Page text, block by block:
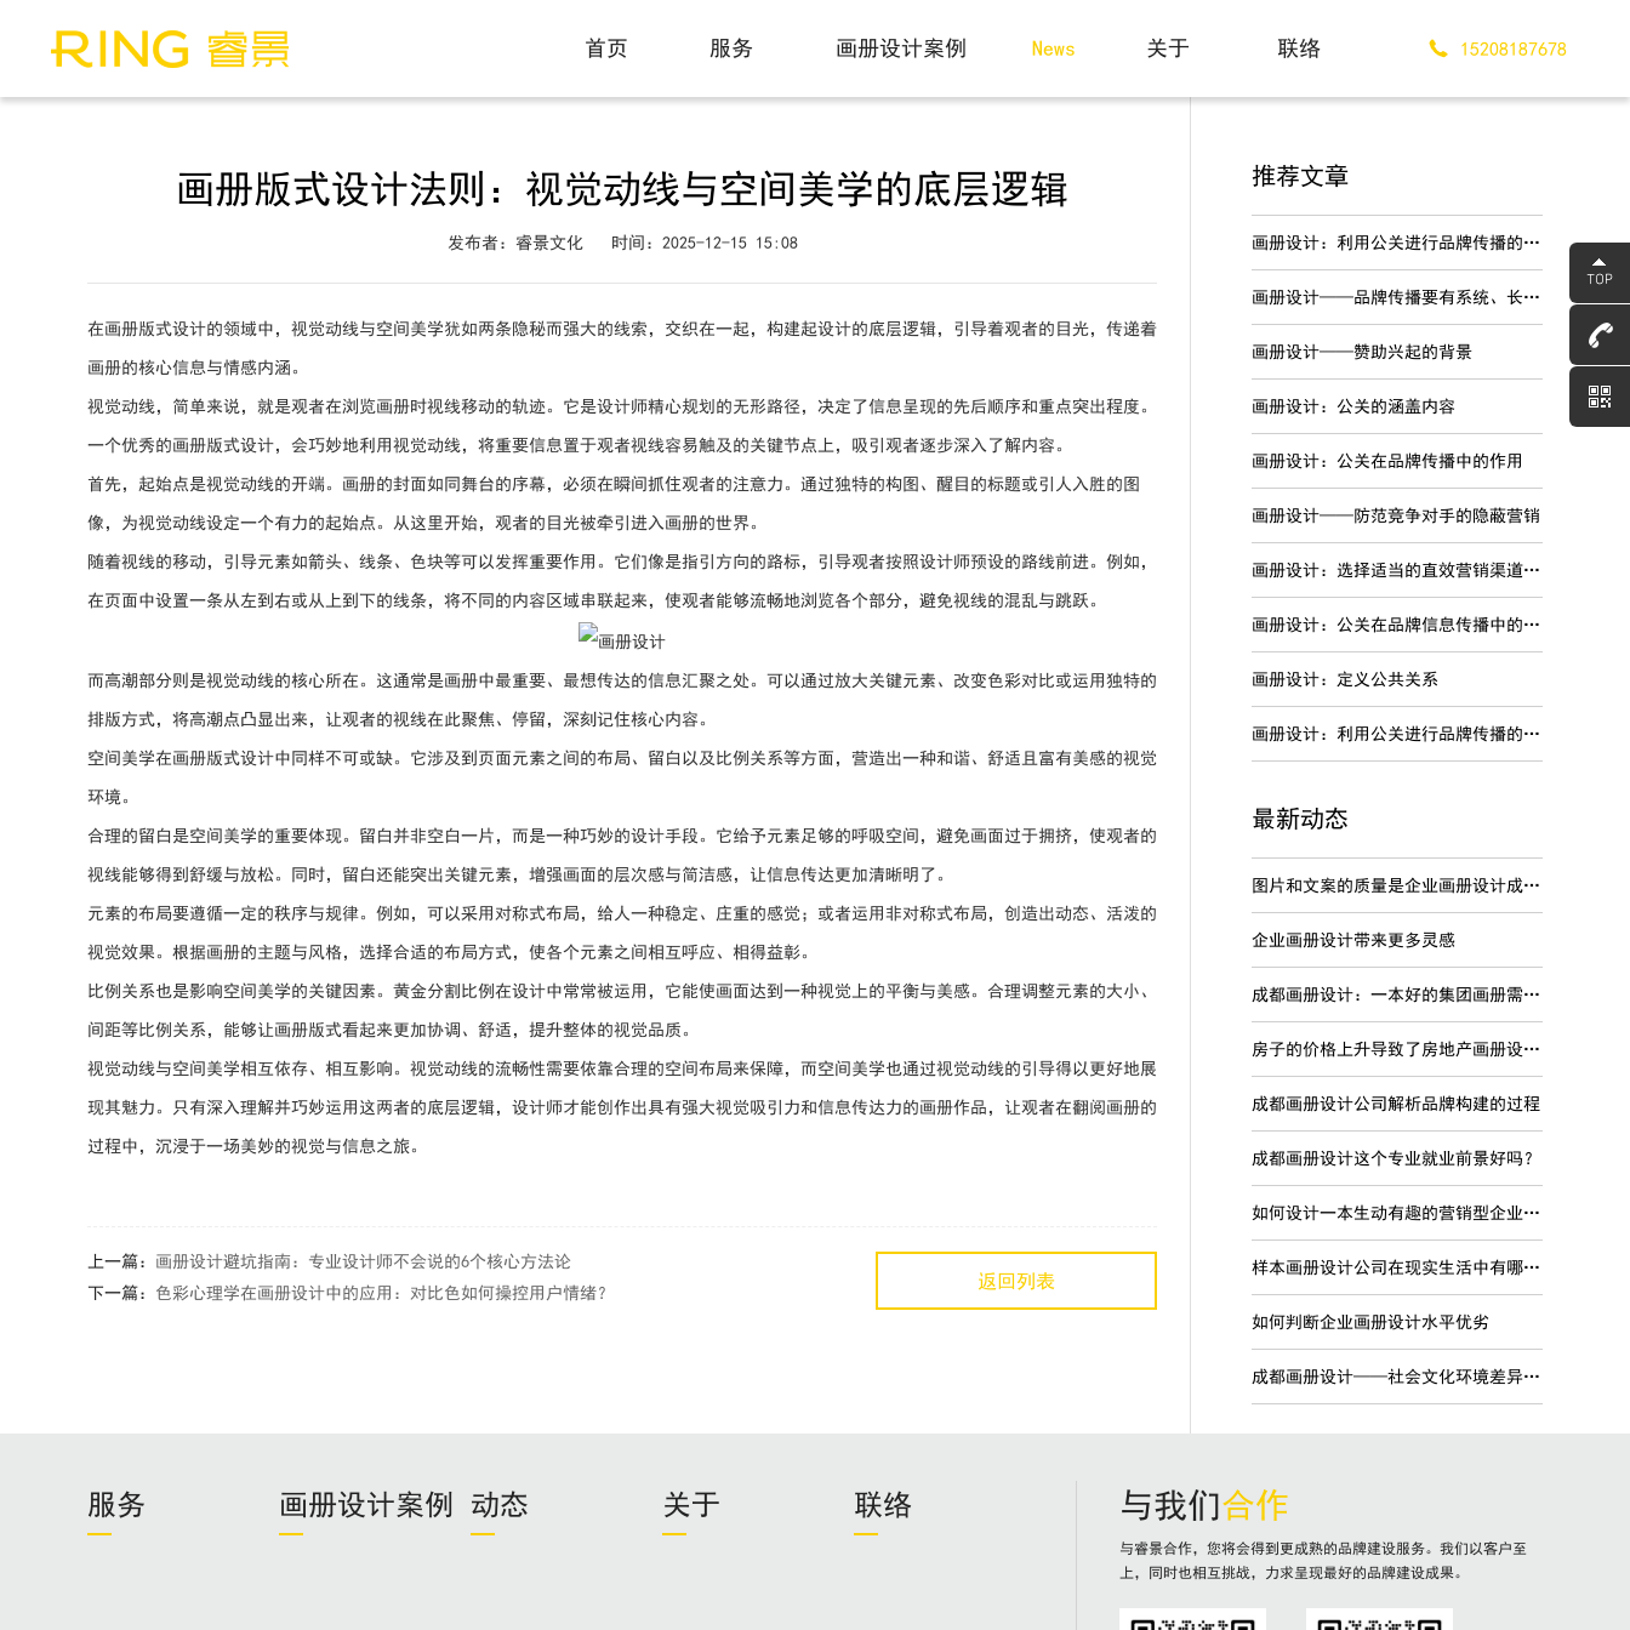
15208187678
首页
服务
画册设计案例
News
关于
联络
画册版式设计法则：视觉动线与空间美学的底层逻辑
发布者：睿景文化 时间：2025-12-15 15:08
在画册版式设计的领域中，视觉动线与空间美学犹如两条隐秘而强大的线索，交织在一起，构建起设计的底层逻辑，引导着观者的目光，传递着
画册的核心信息与情感内涵。
视觉动线，简单来说，就是观者在浏览画册时视线移动的轨迹。它是设计师精心规划的无形路径，决定了信息呈现的先后顺序和重点突出程度。
一个优秀的画册版式设计，会巧妙地利用视觉动线，将重要信息置于观者视线容易触及的关键节点上，吸引观者逐步深入了解内容。
首先，起始点是视觉动线的开端。画册的封面如同舞台的序幕，必须在瞬间抓住观者的注意力。通过独特的构图、醒目的标题或引人入胜的图
像，为视觉动线设定一个有力的起始点。从这里开始，观者的目光被牵引进入画册的世界。
随着视线的移动，引导元素如箭头、线条、色块等可以发挥重要作用。它们像是指引方向的路标，引导观者按照设计师预设的路线前进。例如，
在页面中设置一条从左到右或从上到下的线条，将不同的内容区域串联起来，使观者能够流畅地浏览各个部分，避免视线的混乱与跳跃。
而高潮部分则是视觉动线的核心所在。这通常是画册中最重要、最想传达的信息汇聚之处。可以通过放大关键元素、改变色彩对比或运用独特的
排版方式，将高潮点凸显出来，让观者的视线在此聚焦、停留，深刻记住核心内容。
空间美学在画册版式设计中同样不可或缺。它涉及到页面元素之间的布局、留白以及比例关系等方面，营造出一种和谐、舒适且富有美感的视觉
环境。
合理的留白是空间美学的重要体现。留白并非空白一片，而是一种巧妙的设计手段。它给予元素足够的呼吸空间，避免画面过于拥挤，使观者的
视线能够得到舒缓与放松。同时，留白还能突出关键元素，增强画面的层次感与简洁感，让信息传达更加清晰明了。
元素的布局要遵循一定的秩序与规律。例如，可以采用对称式布局，给人一种稳定、庄重的感觉；或者运用非对称式布局，创造出动态、活泼的
视觉效果。根据画册的主题与风格，选择合适的布局方式，使各个元素之间相互呼应、相得益彰。
比例关系也是影响空间美学的关键因素。黄金分割比例在设计中常常被运用，它能使画面达到一种视觉上的平衡与美感。合理调整元素的大小、
间距等比例关系，能够让画册版式看起来更加协调、舒适，提升整体的视觉品质。
视觉动线与空间美学相互依存、相互影响。视觉动线的流畅性需要依靠合理的空间布局来保障，而空间美学也通过视觉动线的引导得以更好地展
现其魅力。只有深入理解并巧妙运用这两者的底层逻辑，设计师才能创作出具有强大视觉吸引力和信息传达力的画册作品，让观者在翻阅画册的
过程中，沉浸于一场美妙的视觉与信息之旅。
上一篇： 画册设计避坑指南：专业设计师不会说的6个核心方法论
下一篇： 色彩心理学在画册设计中的应用：对比色如何操控用户情绪？
返回列表
推荐文章
画册设计：利用公关进行品牌传播的优势
画册设计——品牌传播要有系统、长期的战略规划
画册设计——赞助兴起的背景
画册设计：公关的涵盖内容
画册设计：公关在品牌传播中的作用
画册设计——防范竞争对手的隐蔽营销
画册设计：选择适当的直效营销渠道进行品牌传播
画册设计：公关在品牌信息传播中的特点
画册设计：定义公共关系
画册设计：利用公关进行品牌传播的劣势
最新动态
图片和文案的质量是企业画册设计成功关键
企业画册设计带来更多灵感
成都画册设计：一本好的集团画册需要内容准确
房子的价格上升导致了房地产画册设计变得非常的火爆吗？
成都画册设计公司解析品牌构建的过程
成都画册设计这个专业就业前景好吗？
如何设计一本生动有趣的营销型企业宣传画册
样本画册设计公司在现实生活中有哪些现实意义？
如何判断企业画册设计水平优劣
成都画册设计——社会文化环境差异对品牌国际化的影响
服务 画册设计案例 动态 关于 联络 与我们合作
与睿景合作，您将会得到更成熟的品牌建设服务。我们以客户至
上，同时也相互挑战，力求呈现最好的品牌建设成果。